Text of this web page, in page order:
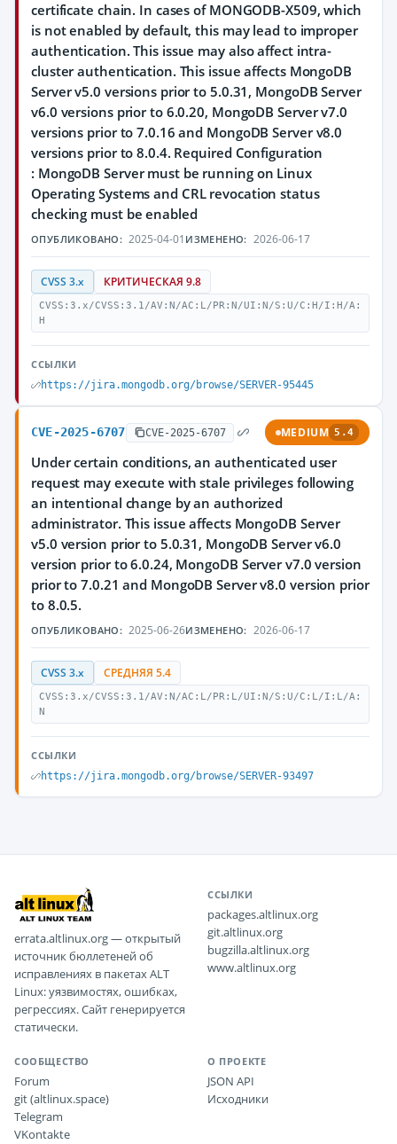
certificate chain. In cases of MONGODB-X509, which
is not enabled by default, this may lead to improper
authentication. This issue may also affect intra-
cluster authentication. This issue affects MongoDB
Server v5.0 versions prior to 5.0.31, MongoDB Server
v6.0 versions prior to 6.0.20, MongoDB Server v7.0
versions prior to 7.0.16 and MongoDB Server v8.0
versions prior to 8.0.4. Required Configuration
: MongoDB Server must be running on Linux
Operating Systems and CRL revocation status
checking must be enabled
ОПУБЛИКОВАНО: 2025-04-01 ИЗМЕНЕНО: 2026-06-17
CVSS 3.x КРИТИЧЕСКАЯ 9.8
CVSS:3.x/CVSS:3.1/AV:N/AC:L/PR:N/UI:N/S:U/C:H/I:H/A:
H
ССЫЛКИ
https://jira.mongodb.org/browse/SERVER-95445
CVE-2025-6707 CVE-2025-6707 MEDIUM 5.4
Under certain conditions, an authenticated user
request may execute with stale privileges following
an intentional change by an authorized
administrator. This issue affects MongoDB Server
v5.0 version prior to 5.0.31, MongoDB Server v6.0
version prior to 6.0.24, MongoDB Server v7.0 version
prior to 7.0.21 and MongoDB Server v8.0 version prior
to 8.0.5.
ОПУБЛИКОВАНО: 2025-06-26ИЗМЕНЕНО: 2026-06-17
CVSS 3.x СРЕДНЯЯ 5.4
CVSS:3.x/CVSS:3.1/AV:N/AC:L/PR:L/UI:N/S:U/C:L/I:L/A:
N
ССЫЛКИ
https://jira.mongodb.org/browse/SERVER-93497
errata.altlinux.org — открытый
источник бюллетеней об
исправлениях в пакетах ALT
Linux: уязвимостях, ошибках,
регрессиях. Сайт генерируется
статически.
ССЫЛКИ
packages.altlinux.org
git.altlinux.org
bugzilla.altlinux.org
www.altlinux.org
СООБЩЕСТВО
Forum
git (altlinux.space)
Telegram
VKontakte
О ПРОЕКТЕ
JSON API
Исходники